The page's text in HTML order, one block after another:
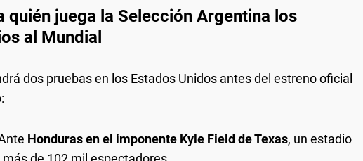
quién juega la Selección Argentina los
al Mundial
dos pruebas en los Estados Unidos antes del estreno oficial
Honduras en el imponente Kyle Field de Texas, un estadio